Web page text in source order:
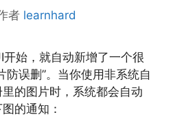
者 learnhard
始，就自动新增了一个很
防误删”。当你使用非系统自
的图片时，系统都会自动
的通知：